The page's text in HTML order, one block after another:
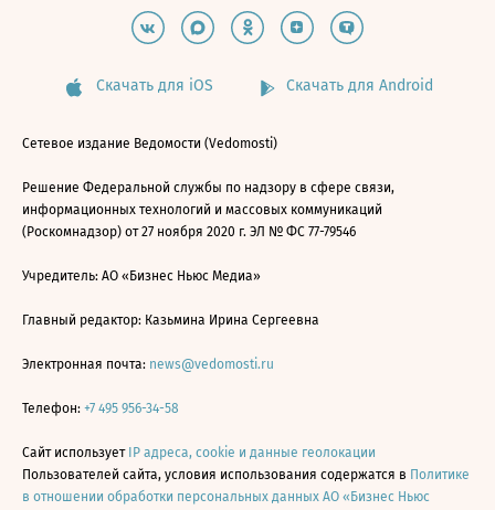
Скачать для iOS Скачать для Android
Сетевое издание Ведомости (Vedomosti)
Решение Федеральной службы по надзору в сфере связи,
информационных технологий и массовых коммуникаций
(Роскомнадзор) от 27 ноября 2020 г. ЭЛ № ФС 77-79546
Учредитель: АО «Бизнес Ньюс Медиа»
Главный редактор: Казьмина Ирина Сергеевна
Электронная почта: news@vedomosti.ru
Телефон: +7 495 956-34-58
Сайт использует IP адреса, cookie и данные геолокации
Пользователей сайта, условия использования содержатся в Политике
в отношении обработки персональных данных АО «Бизнес Ньюс